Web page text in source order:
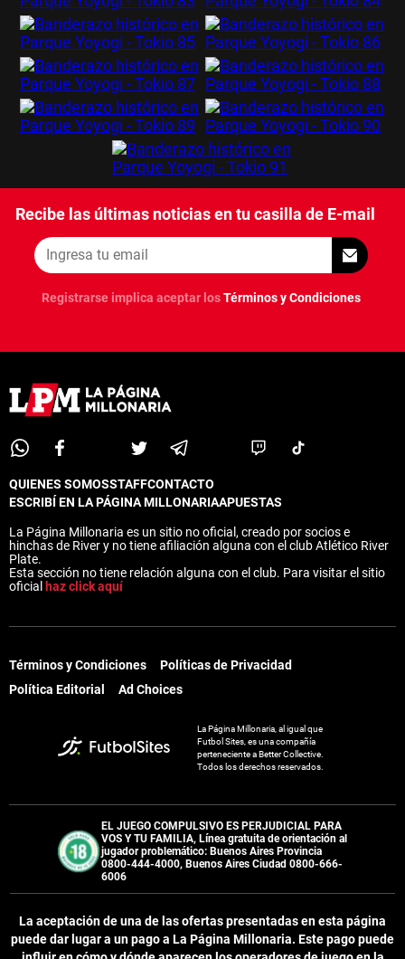
Recibe las últimas noticias en tu casilla de E-mail
Registrarse implica aceptar losTérminos y Condiciones
QUIENES SOMOSSTAFFCONTACTO
ESCRIBÍ EN LA PÁGINA MILLONARIAAPUESTAS
La Página Millonaria es un sitio no oficial, creado por socios e
hinchas de River y no tiene afiliación alguna con el club Atlético River
Plate.
Esta sección no tiene relación alguna con el club. Para visitar el sitio
oficial haz click aquí
Términos y Condiciones
Políticas de Privacidad
Política Editorial
Ad Choices
La Página Millonaria, al igual que
Futbol Sites, es una compañía
perteneciente a Better Collective.
Todos los derechos reservados.
EL JUEGO COMPULSIVO ES PERJUDICIAL PARA
VOS Y TU FAMILIA, Línea gratuita de orientación al
jugador problemático: Buenos Aires Provincia
0800-444-4000, Buenos Aires Ciudad 0800-666-
6006
La aceptación de una de las ofertas presentadas en esta página
puede dar lugar a un pago a La Página Millonaria. Este pago puede